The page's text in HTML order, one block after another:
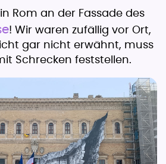
Rom an der Fassade des
! Wir waren zufällig vor Ort,
gar nicht erwähnt, muss
Schrecken feststellen.